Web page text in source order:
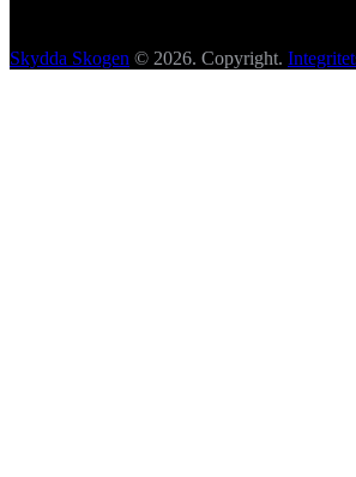
Skydda Skogen © 2026. Copyright.